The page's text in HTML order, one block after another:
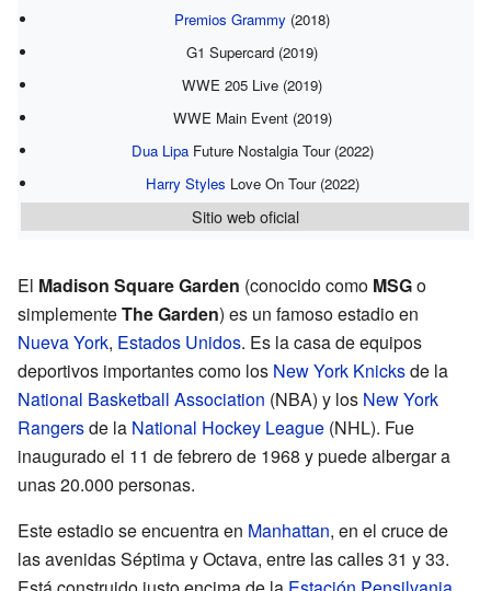
Premios Grammy (2018)
G1 Supercard (2019)
WWE 205 Live (2019)
WWE Main Event (2019)
Dua LipaFuture Nostalgia Tour (2022)
Harry Styles Love On Tour (2022)
Sitio web oficial
El Madison Square Garden (conocido como MSGo
simplementeThe Garden) es un famoso estadio en
Nueva York, Estados Unidos. Es la casa de equipos
deportivos importantes como los New York Knicksde la
National Basketball Association (NBA) y los New York
Rangersde la National Hockey League (NHL). Fue
inaugurado el 11 de febrero de 1968 y puede albergar a
unas 20.000 personas.
Este estadio se encuentra en Manhattan, en el cruce de
las avenidas Séptima y Octava, entre las calles 31 y 33.